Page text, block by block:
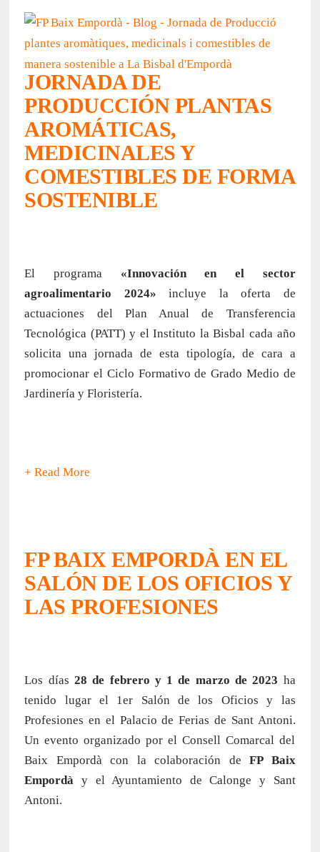
JORNADA DE
PRODUCCIÓN PLANTAS
AROMÁTICAS,
MEDICINALES Y
COMESTIBLES DE FORMA
SOSTENIBLE
El programa «Innovación en el sector
agroalimentario 2024» incluye la oferta de
actuaciones del Plan Anual de Transferencia
Tecnológica (PATT) y el Instituto la Bisbal cada año
solicita una jornada de esta tipología, de cara a
promocionar el Ciclo Formativo de Grado Medio de
Jardinería y Floristería.
+ Read More
FP BAIX EMPORDÀ EN EL
SALÓN DE LOS OFICIOS Y
LAS PROFESIONES
Los días28 de febrero y 1 de marzo de 2023 ha
tenido lugar el 1er Salón de los Oficios y las
Profesiones en el Palacio de Ferias de Sant Antoni.
Un evento organizado por el Consell Comarcal del
Baix Empordà con la colaboración deFP Baix
Empordà y el Ayuntamiento de Calonge y Sant
Antoni.